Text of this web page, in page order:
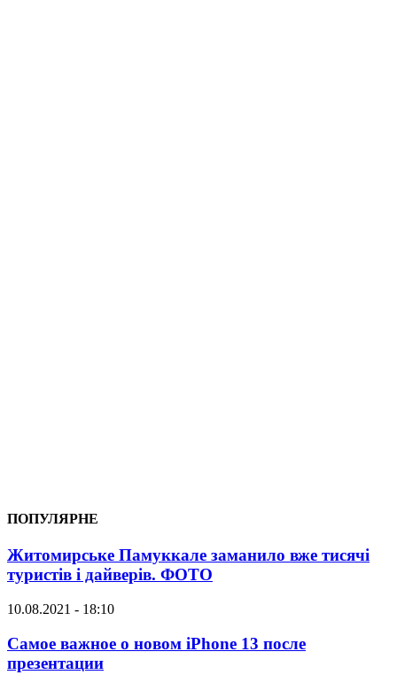
ПОПУЛЯРНЕ
Житомирське Памуккале заманило вже тисячі
туристів і дайверів. ФОТО
10.08.2021 - 18:10
Самое важное о новом iPhone 13 после
презентации